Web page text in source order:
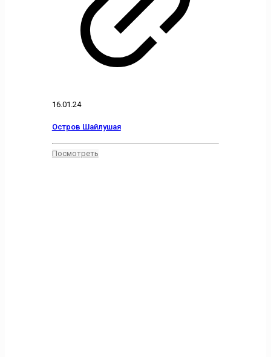
16.01.24
Остров Шайлушая
Посмотреть